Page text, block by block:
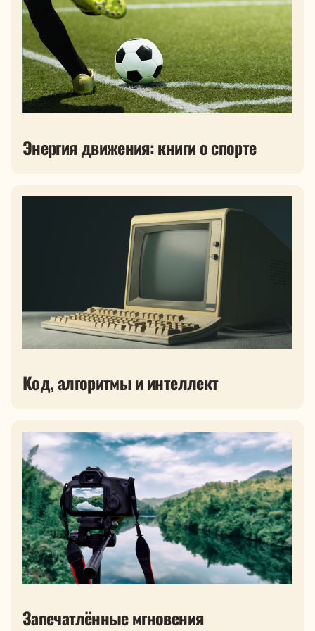
Энергия движения: книги о спорте
Код, алгоритмы и интеллект
Запечатлённые мгновения